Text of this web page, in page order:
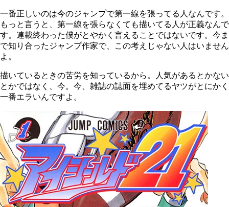
一番正しいのは今のジャンプで第一線を張ってる人なんです。
もっと言うと、第一線を張らなくても描いてる人が正義なんで
す。連載終わった僕がとやかく言えることではないです。今ま
で知り合ったジャンプ作家で、この考えじゃない人はいません
よ。
描いているときの苦労を知っているから。人気があるとかない
とかではなく、今。今、雑誌の誌面を埋めてるヤツがとにかく
一番エラいんですよ。